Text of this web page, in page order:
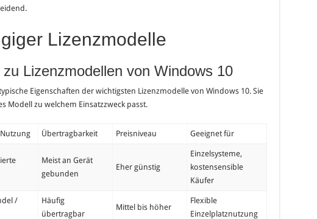
Lizenzmodelle
Lizenzmodellen von Windows 10
Eigenschaften der wichtigsten Lizenzmodelle von Windows 10. Sie
Modell zu welchem Einsatzzweck passt.
Übertragbarkeit Preisniveau Geeignet für
Meist an Gerät
gebunden
Eher günstig
Einzelsysteme,
kostensensible
Käufer
/
Häufig
übertragbar
Mittel bis höher
Flexible
Einzelplatznutzung